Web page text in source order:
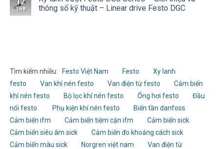
Th8
thông số kỹ thuật – Linear drive Festo DGC
Tìm kiếm nhiều: Festo Việt Nam Festo
Xy lanh
festo
Van khí nén festo Van điện từ festo
Cảm biến
khí nén festo
Bộ lọc khí nén festo Ống hơi festo
Đầu
nối festo
Phụ kiện khí nén festo
Biến tần danfoss
Cảm biến ifm
Cảm biến tiệm cận ifm
Cảm biến sick
Cảm biến siêu âm sick
Cảm biến đo khoảng cách sick
Cảm biến màu sick
Norgren việt nam
Van điện từ